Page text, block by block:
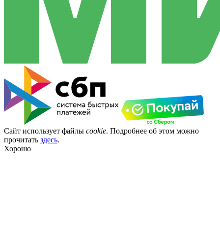
Сайт использует файлы cookie. Подробнее об этом можно
прочитать здесь.
Хорошо